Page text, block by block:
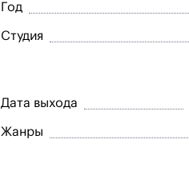
Год
Студия
Дата выхода
Жанры